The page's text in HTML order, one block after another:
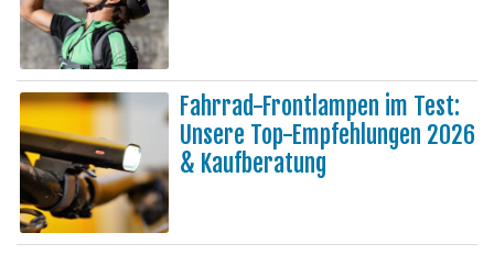
Fahrrad-Frontlampen im Test:
Unsere Top-Empfehlungen 2026
& Kaufberatung